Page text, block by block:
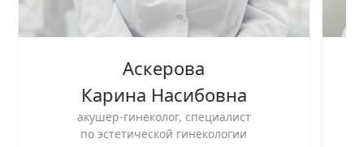
Аскерова
Карина Насибовна
акушер-гинеколог, специалист
по эстетической гинекологии